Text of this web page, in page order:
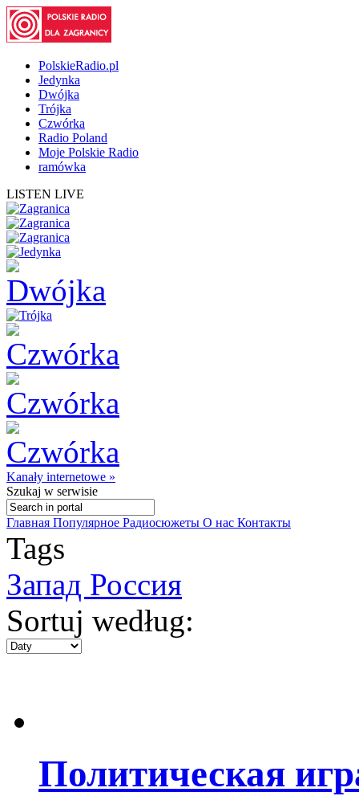
PolskieRadio.pl
Jedynka
Dwójka
Trójka
Czwórka
Radio Poland
Moje Polskie Radio
ramówka
LISTEN LIVE
Kanały internetowe »
Szukaj w serwisie
Главная Популярное Радиосюжеты О нас Контакты
Tags
Запад Россия
Sortuj według:
Политическая